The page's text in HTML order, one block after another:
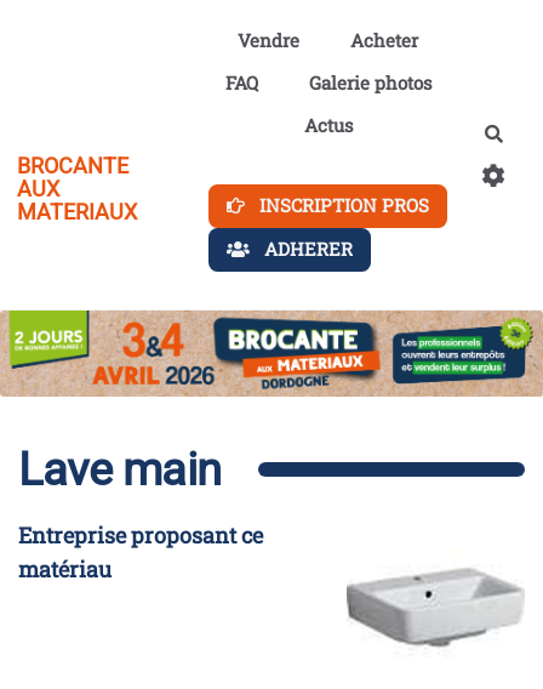
Aller au contenu principal
BROCANTE
AUX
MATERIAUX
Vendre
Acheter
FAQ
Galerie photos
Actus
INSCRIPTION PROS
ADHERER
Lave main
Entreprise proposant ce
matériau